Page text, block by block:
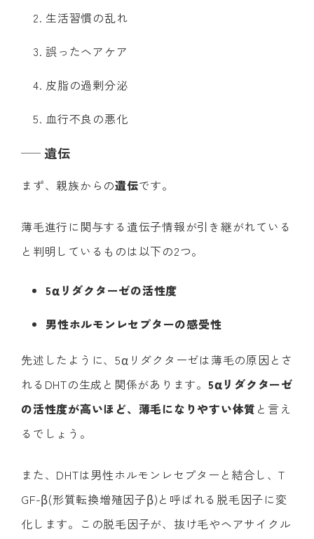
生活習慣の乱れ
誤ったヘアケア
皮脂の過剰分泌
血行不良の悪化
遺伝
まず、親族からの遺伝です。
薄毛進行に関与する遺伝子情報が引き継がれている
と判明しているものは以下の2つ。
5αリダクターゼの活性度
男性ホルモンレセプターの感受性
先述したように、5αリダクターゼは薄毛の原因とさ
れるDHTの生成と関係があります。 5αリダクターゼ
の活性度が高いほど、薄毛になりやすい体質 と言え
るでしょう。
また、DHTは男性ホルモンレセプターと結合し、T
GF-β(形質転換増殖因子β)と呼ばれる脱毛因子に変
化します。この脱毛因子が、抜け毛やヘアサイクル